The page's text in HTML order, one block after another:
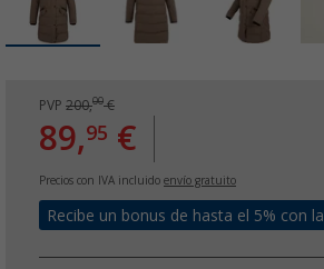
PVP 200,00€
89,95 €
Precios con IVA incluido envío gratuito
Recibe un bonus de hasta el 5% con